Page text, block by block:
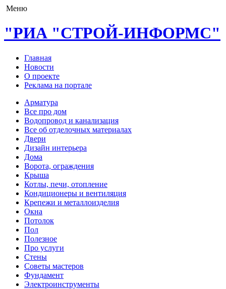
Меню
"РИА "СТРОЙ-ИНФОРМС"
Главная
Новости
О проекте
Реклама на портале
Арматура
Все про дом
Водопровод и канализация
Все об отделочных материалах
Двери
Дизайн интерьера
Дома
Ворота, ограждения
Крыша
Котлы, печи, отопление
Кондиционеры и вентиляция
Крепежи и металлоизделия
Окна
Потолок
Пол
Полезное
Про услуги
Стены
Советы мастеров
Фундамент
Электроинструменты